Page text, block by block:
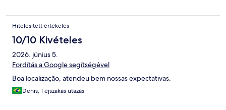
Hitelesített értékelés
10/10 Kivételes
2026. június 5.
Fordítás a Google segítségével
Boa localização, atendeu bem nossas expectativas.
Denis, 1 éjszakás utazás